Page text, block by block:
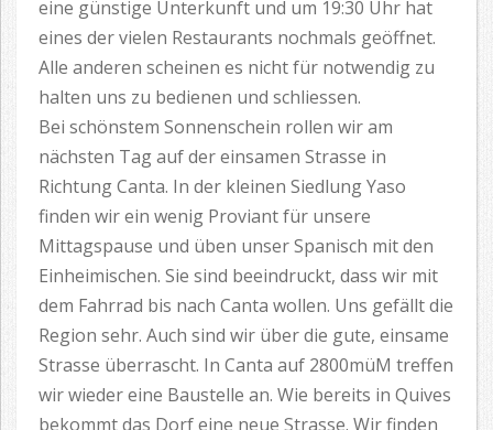
eine günstige Unterkunft und um 19:30 Uhr hat
eines der vielen Restaurants nochmals geöffnet.
Alle anderen scheinen es nicht für notwendig zu
halten uns zu bedienen und schliessen.
Bei schönstem Sonnenschein rollen wir am
nächsten Tag auf der einsamen Strasse in
Richtung Canta. In der kleinen Siedlung Yaso
finden wir ein wenig Proviant für unsere
Mittagspause und üben unser Spanisch mit den
Einheimischen. Sie sind beeindruckt, dass wir mit
dem Fahrrad bis nach Canta wollen. Uns gefällt die
Region sehr. Auch sind wir über die gute, einsame
Strasse überrascht. In Canta auf 2800müM treffen
wir wieder eine Baustelle an. Wie bereits in Quives
bekommt das Dorf eine neue Strasse. Wir finden